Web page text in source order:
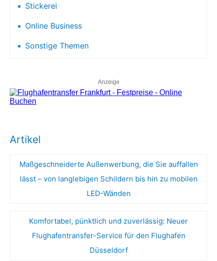
Stickerei
Online Business
Sonstige Themen
Anzeige
Artikel
Maßgeschneiderte Außenwerbung, die Sie auffallen
lässt – von langlebigen Schildern bis hin zu mobilen
LED-Wänden
Komfortabel, pünktlich und zuverlässig: Neuer
Flughafentransfer-Service für den Flughafen
Düsseldorf